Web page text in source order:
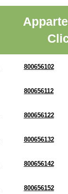
800656102
800656112
800656122
800656132
800656142
800656152